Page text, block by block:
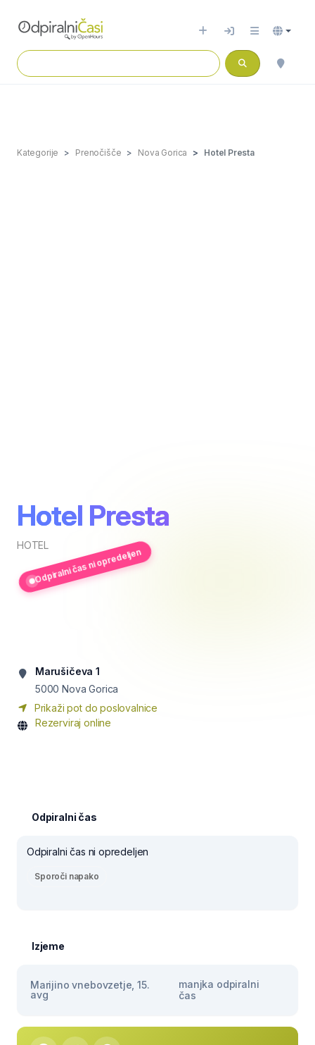
Kategorije Prenočišče Nova Gorica Hotel Presta
Hotel Presta
HOTEL
Odpiralni čas ni opredeljen
Marušičeva 1
5000 Nova Gorica
Prikaži pot do poslovalnice
Rezerviraj online
Odpiralni čas
Odpiralni čas ni opredeljen
Sporoči napako
Izjeme
Marijino vnebovzetje, 15.
avg
manjka odpiralni
čas